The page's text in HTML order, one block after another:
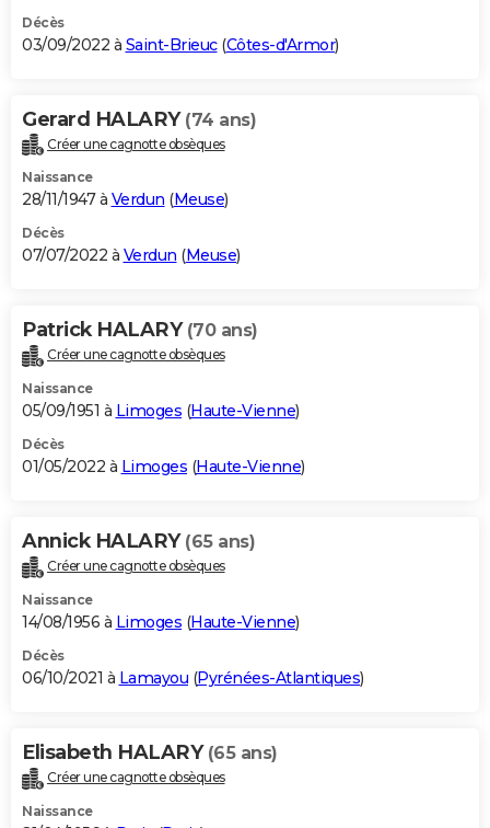
Décès
03/09/2022 à Saint-Brieuc(Côtes-d'Armor)
Gerard HALARY (74 ans)
Créer une cagnotte obsèques
Naissance
28/11/1947 à Verdun (Meuse)
Décès
07/07/2022 à Verdun (Meuse)
Patrick HALARY (70 ans)
Créer une cagnotte obsèques
Naissance
05/09/1951 à Limoges (Haute-Vienne)
Décès
01/05/2022 à Limoges (Haute-Vienne)
Annick HALARY (65 ans)
Créer une cagnotte obsèques
Naissance
14/08/1956 à Limoges (Haute-Vienne)
Décès
06/10/2021 à Lamayou (Pyrénées-Atlantiques)
Elisabeth HALARY (65 ans)
Créer une cagnotte obsèques
Naissance